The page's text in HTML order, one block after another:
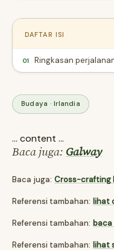
DAFTAR ISI
01 Ringkasan
Budaya · Irlandia
... content ...
Baca juga:Galway
Baca juga: Cross-crafting
Referensi tambahan: lihat
Referensi tambahan: baca
Referensi tambahan: lihat